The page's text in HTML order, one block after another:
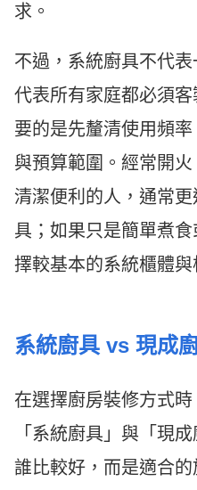
求。
不過，系統廚具不代
代表所有家庭都必須
要的是先釐清使用頻
與預算範圍。經常開
清潔便利的人，通常
具；如果只是簡單煮
擇較基本的系統櫃體與
系統廚具 vs 現成
在選擇廚房裝修方式
「系統廚具」與「現
誰比較好，而是適合